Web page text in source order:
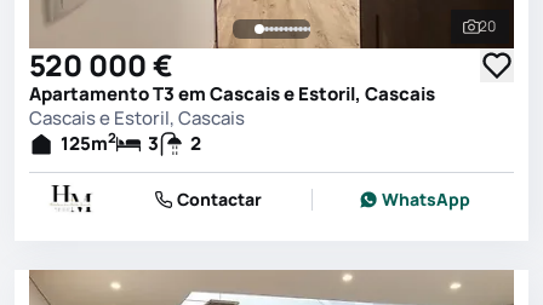
Ver
20
520 000 €
Apartamento T3 em Cascais e Estoril, Cascais
Cascais e Estoril, Cascais
125m2 3 2
Contactar WhatsApp